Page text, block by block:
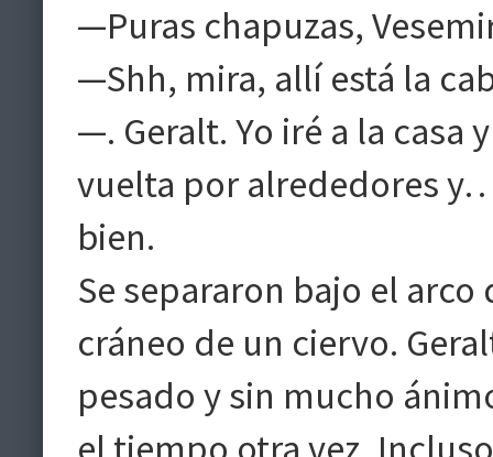
—Puras chapuzas,
—Shh, mira, allí está la
—. Geralt. Yo iré a la casa
vuelta por alrededores
bien.
Se separaron bajo el
cráneo de un ciervo.
pesado y sin mucho